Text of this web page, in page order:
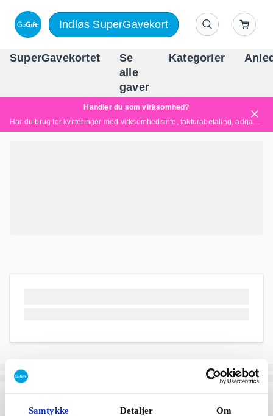
Samtykke Detaljer Om
Indløs SuperGavekort
SuperGavekortet
Se
alle
gaver
Kategorier
Handler du som virksomhed?
Har du brug for kvitteringer med virksomhedsinfo, fakturabetaling, adgang for flere brugere eller skræddersyede løsninger?